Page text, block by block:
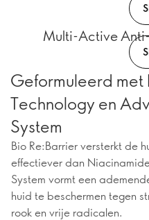
Multi-Active
Geformuleerd met
Technology en
System
Bio Re:Barrier versterkt de
effectiever dan
System vormt een
huid te beschermen tegen
rook en vrije radicalen.